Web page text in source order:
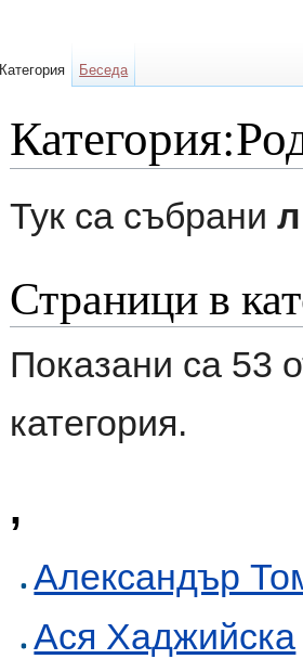
Тук са събрани
Страници в
Показани са 53
категория.
,
Александър
Ася Хаджийска
Категория Беседа